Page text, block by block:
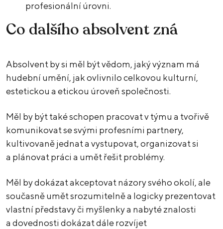
profesionální úrovni.
Co dalšího absolvent zná
Absolvent by si měl být vědom, jaký význam má
hudební umění, jak ovlivnilo celkovou kulturní,
estetickou a etickou úroveň společnosti.
Měl by být také schopen pracovat v týmu a tvořivě
komunikovat se svými profesními partnery,
kultivovaně jednat a vystupovat, organizovat si
a plánovat práci a umět řešit problémy.
Měl by dokázat akceptovat názory svého okolí, ale
současně umět srozumitelně a logicky prezentovat
vlastní představy či myšlenky a nabyté znalosti
a dovednosti dokázat dále rozvíjet